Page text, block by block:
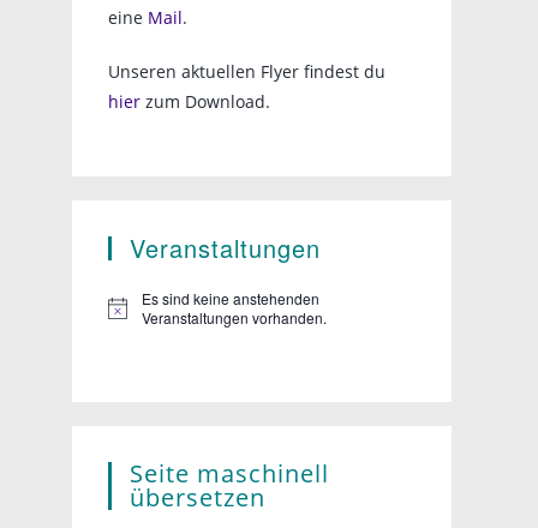
eine Mail.
Unseren aktuellen Flyer findest du
hier zum Download.
Veranstaltungen
Es sind keine anstehenden
Veranstaltungen vorhanden.
Seite maschinell
übersetzen